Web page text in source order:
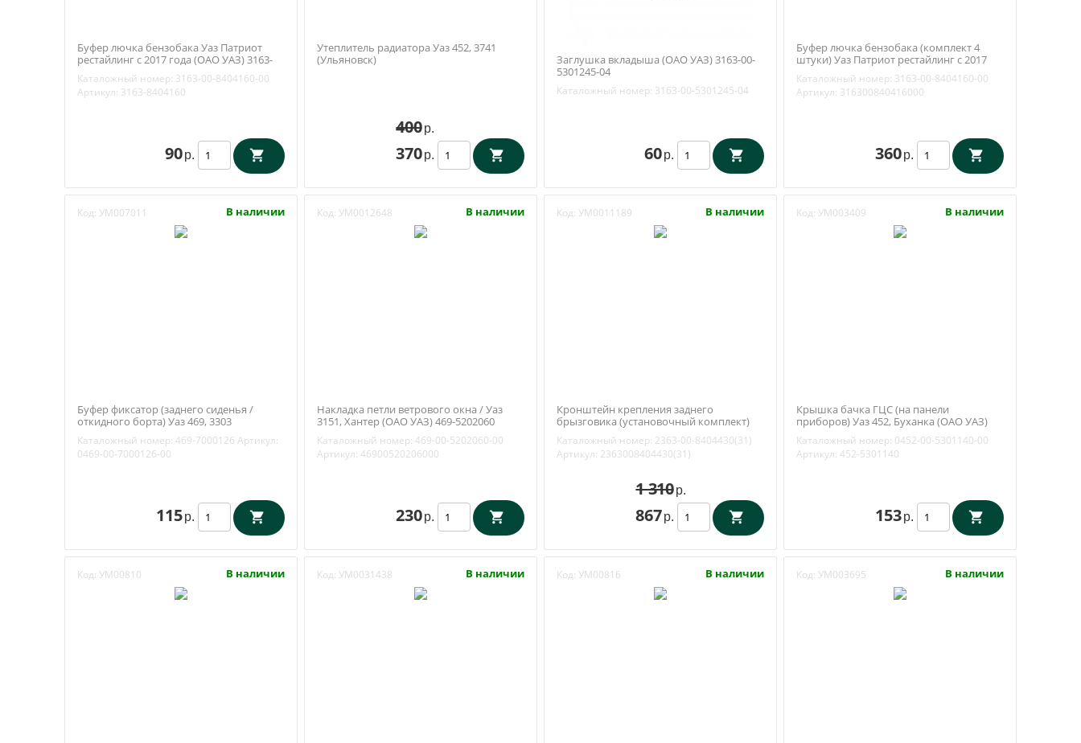
Буфер лючка бензобака Уаз Патриот
рестайлинг с 2017 года (ОАО УАЗ) 3163-
8404160
Каталожный номер: 3163-00-8404160-00
Артикул: 3163-8404160
90 р.
Утеплитель радиатора Уаз 452, 3741
(Ульяновск)
400 р.
370 р.
Заглушка вкладыша (ОАО УАЗ) 3163-00-
5301245-04
Каталожный номер: 3163-00-5301245-04
60 р.
Буфер лючка бензобака (комплект 4
штуки) Уаз Патриот рестайлинг с 2017
года (ОАО УАЗ) 3163-8404160
Каталожный номер: 3163-00-8404160-00
Артикул: 316300840416000
360 р.
Код: УМ007011 В наличии
Буфер фиксатор (заднего сиденья /
откидного борта) Уаз 469, 3303
(Ульяновск) 469-7000126
Каталожный номер: 469-7000126 Артикул:
0469-00-7000126-00
115 р.
Код: УМ0012648 В наличии
Накладка петли ветрового окна / Уаз
3151, Хантер (ОАО УАЗ) 469-5202060
Каталожный номер: 469-00-5202060-00
Артикул: 46900520206000
230 р.
Код: УМ0011189 В наличии
Кронштейн крепления заднего
брызговика (установочный комплект)
Уаз Пикап с 2009 года (Ульяновск) 2363-
8404430(31)
Каталожный номер: 2363-00-8404430(31)
Артикул: 2363008404430(31)
1 310 р.
867 р.
Код: УМ003409 В наличии
Крышка бачка ГЦС (на панели
приборов) Уаз 452, Буханка (ОАО УАЗ)
0452-00-5301140-00
Каталожный номер: 0452-00-5301140-00
Артикул: 452-5301140
153 р.
Код: УМ00810 В наличии Код: УМ0031438 В наличии Код: УМ00816 В наличии Код: УМ003695 В наличии